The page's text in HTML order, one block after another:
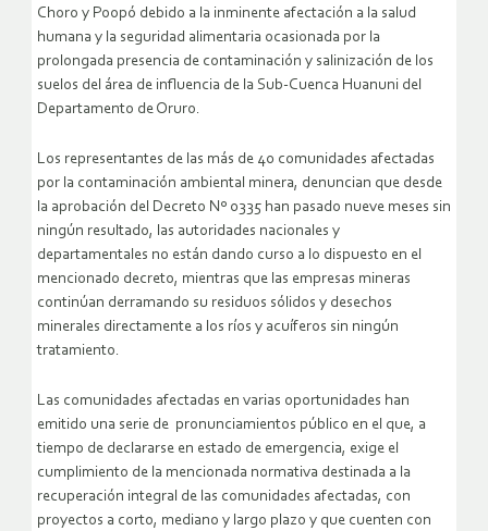
Choro y Poopó debido a la inminente afectación a la salud
humana y la seguridad alimentaria ocasionada por la
prolongada presencia de contaminación y salinización de los
suelos del área de influencia de la Sub-Cuenca Huanuni del
Departamento de Oruro.
Los representantes de las más de 40 comunidades afectadas
por la contaminación ambiental minera, denuncian que desde
la aprobación del Decreto Nº 0335 han pasado nueve meses sin
ningún resultado, las autoridades nacionales y
departamentales no están dando curso a lo dispuesto en el
mencionado decreto, mientras que las empresas mineras
continúan derramando su residuos sólidos y desechos
minerales directamente a los ríos y acuíferos sin ningún
tratamiento.
Las comunidades afectadas en varias oportunidades han
emitido una serie de pronunciamientos público en el que, a
tiempo de declararse en estado de emergencia, exige el
cumplimiento de la mencionada normativa destinada a la
recuperación integral de las comunidades afectadas, con
proyectos a corto, mediano y largo plazo y que cuenten con